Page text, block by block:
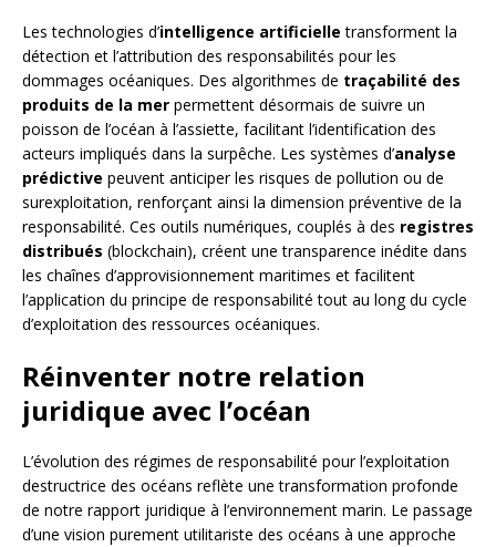
Les technologies d’intelligence artificielle transforment la
détection et l’attribution des responsabilités pour les
dommages océaniques. Des algorithmes de traçabilité des
produits de la mer permettent désormais de suivre un
poisson de l’océan à l’assiette, facilitant l’identification des
acteurs impliqués dans la surpêche. Les systèmes d’analyse
prédictive peuvent anticiper les risques de pollution ou de
surexploitation, renforçant ainsi la dimension préventive de la
responsabilité. Ces outils numériques, couplés à des registres
distribués (blockchain), créent une transparence inédite dans
les chaînes d’approvisionnement maritimes et facilitent
l’application du principe de responsabilité tout au long du cycle
d’exploitation des ressources océaniques.
Réinventer notre relation
juridique avec l’océan
L’évolution des régimes de responsabilité pour l’exploitation
destructrice des océans reflète une transformation profonde
de notre rapport juridique à l’environnement marin. Le passage
d’une vision purement utilitariste des océans à une approche